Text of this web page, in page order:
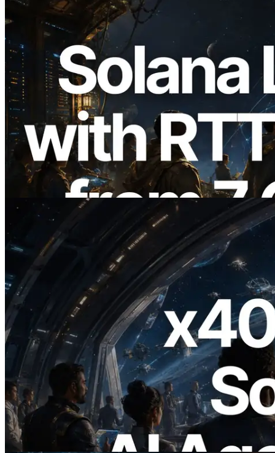
2026.08.05
ERPC amplía la Leader Slot API de
Solana con medición de ping desde 7
regiones globales — También se lanza la
Validators Information API
Leer este artículo
2026.07.04
ERPC lanza Solana RPC compatible con
x402 — La era en la que los agentes de IA
pagan bajo demanda por las API que
necesitan
Leer este artículo